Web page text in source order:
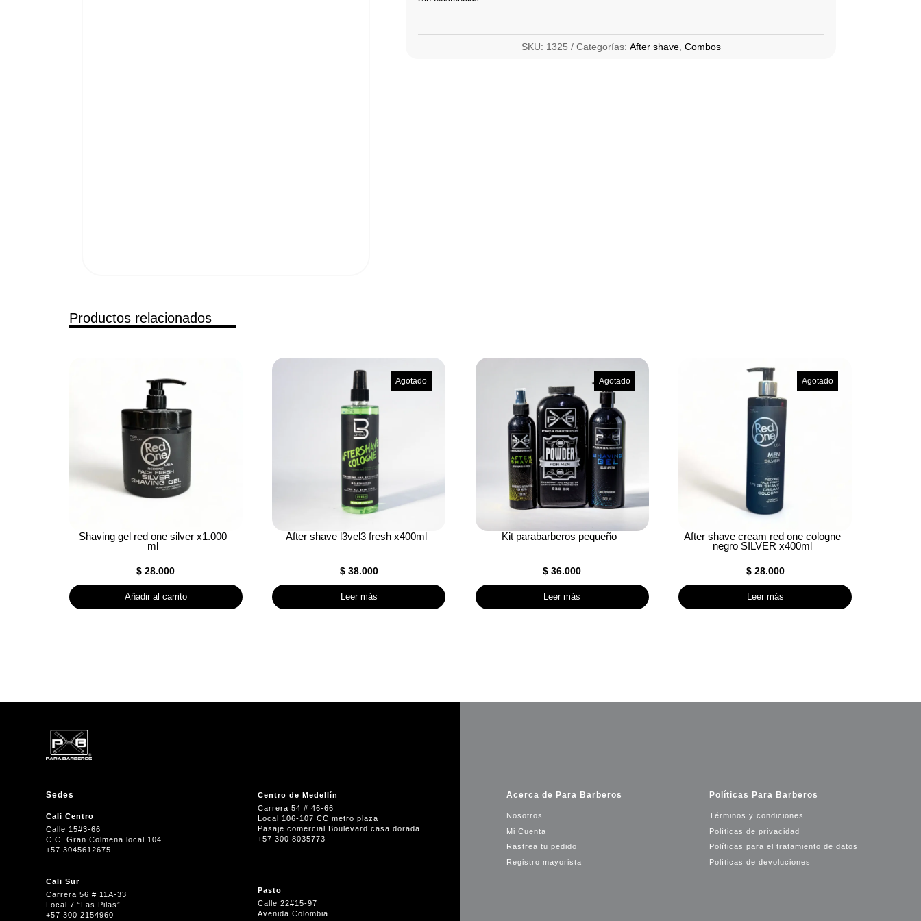
SKU: 1325 Categorías: After shave, Combos
Productos relacionados
Shaving gel red one silver x1.000
ml
$ 28.000
Añadir al carrito
Agotado
After shave l3vel3 fresh x400ml
$38.000
Leer más
Agotado
Kit parabarberos pequeño
$ 36.000
Leer más
Agotado
After shave cream red one cologne
negro SILVER x400ml
$28.000
Leer más
Sedes
Cali Centro
Calle 15#3-66
C.C. Gran Colmena local 104
+57 3045612675
Cali Sur
Carrera 56 # 11A-33
Local 7 “Las Pilas”
+57 300 2154960
Centro de Medellín
Carrera 54 # 46-66
Local 106-107 CC metro plaza
Pasaje comercial Boulevard casa dorada
+57 300 8035773
Pasto
Calle 22#15-97
Avenida Colombia
Acerca de Para Barberos
Nosotros
Mi Cuenta
Rastrea tu pedido
Registro mayorista
Políticas Para Barberos
Términos y condiciones
Políticas de privacidad
Políticas para el tratamiento de datos
Políticas de devoluciones